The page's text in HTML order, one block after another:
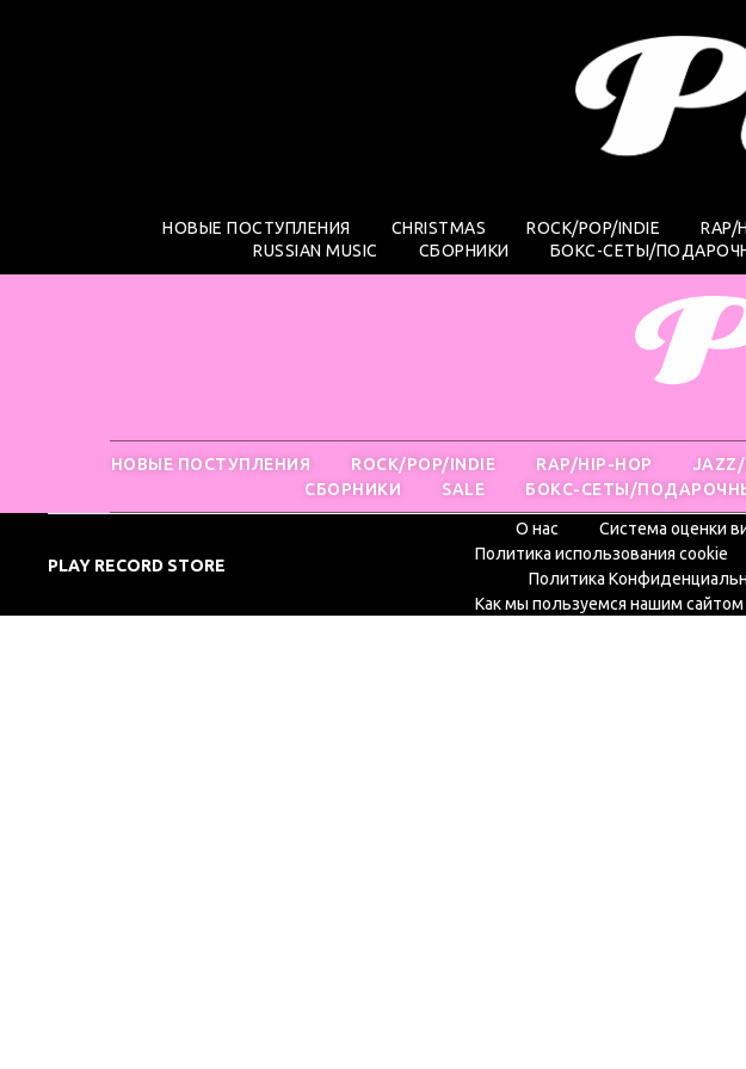
НОВЫЕ ПОСТУПЛЕНИЯ CHRISTMAS ROCK/POP/INDIE RAP/
RUSSIAN MUSIC
СБОРНИКИ БОКС-СЕТЫ/
НОВЫЕ ПОСТУПЛЕНИЯ ROCK/POP/INDIE RAP/HIP-HOP JAZZ/
СБОРНИКИ
SALE БОКС-СЕТЫ/
PLAY RECORD STORE
О нас Система оценки
Политика использования cookie
Политика
Как мы пользуемся нашим сайтом